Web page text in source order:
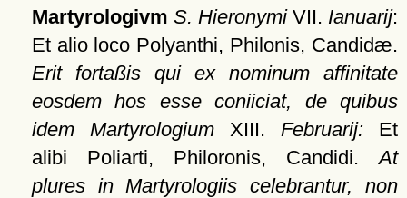
Martyrologivm S. HieronymiVII. Ianuarij:
Et alio loco Polyanthi, Philonis, Candidæ.
Erit fortaßis qui ex nominum affinitate
eosdem hos esse coniiciat, de quibus
idem MartyrologiumXIII. Februarij:Et
alibi Poliarti, Philoronis, Candidi.At
plures in Martyrologiis celebrantur, non